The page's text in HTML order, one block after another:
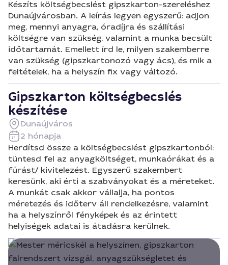
Készíts költségbecslést gipszkarton-szereléshez
Dunaújvárosban. A leírás legyen egyszerű: adjon
meg, mennyi anyagra, óradíjra és szállítási
költségre van szükség, valamint a munka becsült
időtartamát. Emellett írd le, milyen szakemberre
van szükség (gipszkartonozó vagy ács), és mik a
feltételek, ha a helyszín fix vagy változó.
Gipszkarton költségbecslés
készítése
Dunaújváros
2 hónapja
Herdítsd össze a költségbecslést gipszkartonból:
tüntesd fel az anyagköltséget, munkaórákat és a
fúrást/ kivitelezést. Egyszerű szakembert
keresünk, aki érti a szabványokat és a méreteket.
A munkát csak akkor vállalja, ha pontos
méretezés és időterv áll rendelkezésre, valamint
ha a helyszínről fényképek és az érintett
helyiségek adatai is átadásra kerülnek.